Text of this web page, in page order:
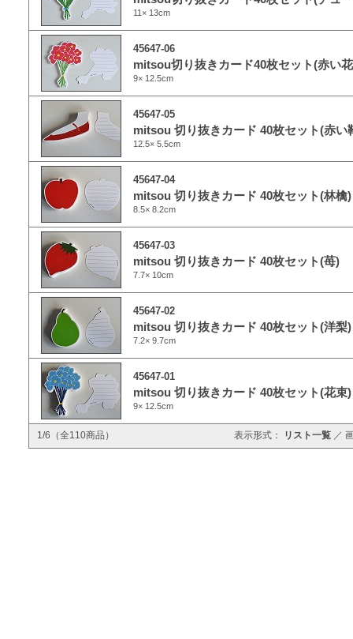
11× 13cm
45647-06
mitsou切り抜きカード40枚セット(赤い
9× 12.5cm
45647-05
mitsou 切り抜きカード 40枚セット(赤い
12.5× 5.5cm
45647-04
mitsou 切り抜きカード 40枚セット(林檎)
8.5× 8.2cm
45647-03
mitsou 切り抜きカード 40枚セット(苺)
7.7× 10cm
45647-02
mitsou 切り抜きカード 40枚セット(洋梨)
7.2× 9.7cm
45647-01
mitsou 切り抜きカード 40枚セット(花束)
9× 12.5cm
1/6（全110商品） 表示形式： リスト一覧 ／